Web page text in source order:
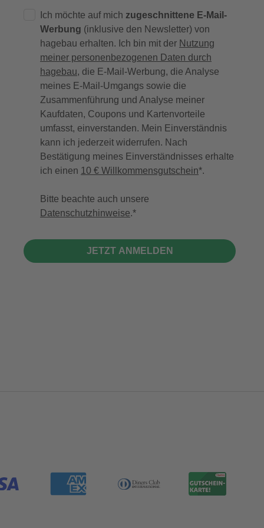
Ich möchte auf mich zugeschnittene E-Mail-
Werbung (inklusive den Newsletter) von
hagebau erhalten. Ich bin mit der Nutzung
meiner personenbezogenen Daten durch
hagebau, die E-Mail-Werbung, die Analyse
meines E-Mail-Umgangs sowie die
Zusammenführung und Analyse meiner
Kaufdaten, Coupons und Kartenvorteile
umfasst, einverstanden. Mein Einverständnis
kann ich jederzeit widerrufen. Nach
Bestätigung meines Einverständnisses erhalte
ich einen 10 € Willkommensgutschein*.
Bitte beachte auch unsere
Datenschutzhinweise.
JETZT ANMELDEN